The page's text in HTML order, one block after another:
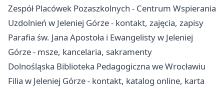
Zespół Placówek Pozaszkolnych - Centrum Wspierania
Uzdolnień w Jeleniej Górze - kontakt, zajęcia, zapisy
Parafia św. Jana Apostoła i Ewangelisty w Jeleniej
Górze - msze, kancelaria, sakramenty
Dolnośląska Biblioteka Pedagogiczna we Wrocławiu
Filia w Jeleniej Górze - kontakt, katalog online, karta